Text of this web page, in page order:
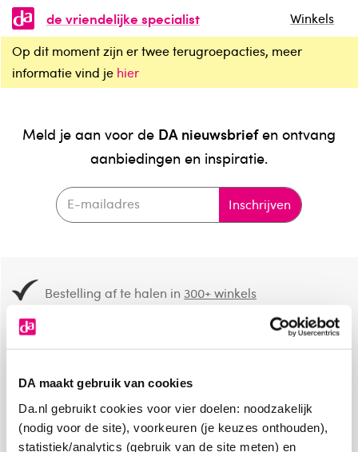
DA maakt gebruik van cookies
Da.nl gebruikt cookies voor vier doelen: noodzakelijk
(nodig voor de site), voorkeuren (je keuzes onthouden),
statistiek/analytics (gebruik van de site meten) en
de vriendelijke specialist
Winkels
Op dit moment zijn er twee terugroepacties, meer
informatie vind je hier
Meld je aan voor de DA nieuwsbriefen ontvang
aanbiedingen en inspiratie.
Inschrijven
Bestelling af te halen in300+ winkels
8.6 uit4.106 reviews
Over DA